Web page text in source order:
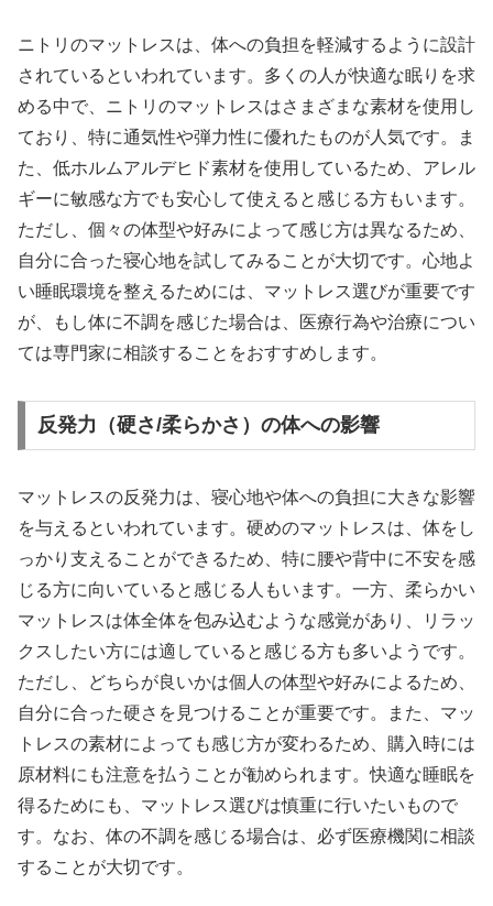
ニトリのマットレスは、体への負担を軽減するように設計
されているといわれています。多くの人が快適な眠りを求
める中で、ニトリのマットレスはさまざまな素材を使用し
ており、特に通気性や弾力性に優れたものが人気です。ま
た、低ホルムアルデヒド素材を使用しているため、アレル
ギーに敏感な方でも安心して使えると感じる方もいます。
ただし、個々の体型や好みによって感じ方は異なるため、
自分に合った寝心地を試してみることが大切です。心地よ
い睡眠環境を整えるためには、マットレス選びが重要です
が、もし体に不調を感じた場合は、医療行為や治療につい
ては専門家に相談することをおすすめします。
反発力（硬さ/柔らかさ）の体への影響
マットレスの反発力は、寝心地や体への負担に大きな影響
を与えるといわれています。硬めのマットレスは、体をし
っかり支えることができるため、特に腰や背中に不安を感
じる方に向いていると感じる人もいます。一方、柔らかい
マットレスは体全体を包み込むような感覚があり、リラッ
クスしたい方には適していると感じる方も多いようです。
ただし、どちらが良いかは個人の体型や好みによるため、
自分に合った硬さを見つけることが重要です。また、マッ
トレスの素材によっても感じ方が変わるため、購入時には
原材料にも注意を払うことが勧められます。快適な睡眠を
得るためにも、マットレス選びは慎重に行いたいもので
す。なお、体の不調を感じる場合は、必ず医療機関に相談
することが大切です。